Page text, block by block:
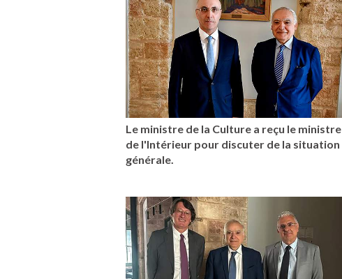
Le ministre de la Culture a reçu le ministre
de l'Intérieur pour discuter de la situation
générale.